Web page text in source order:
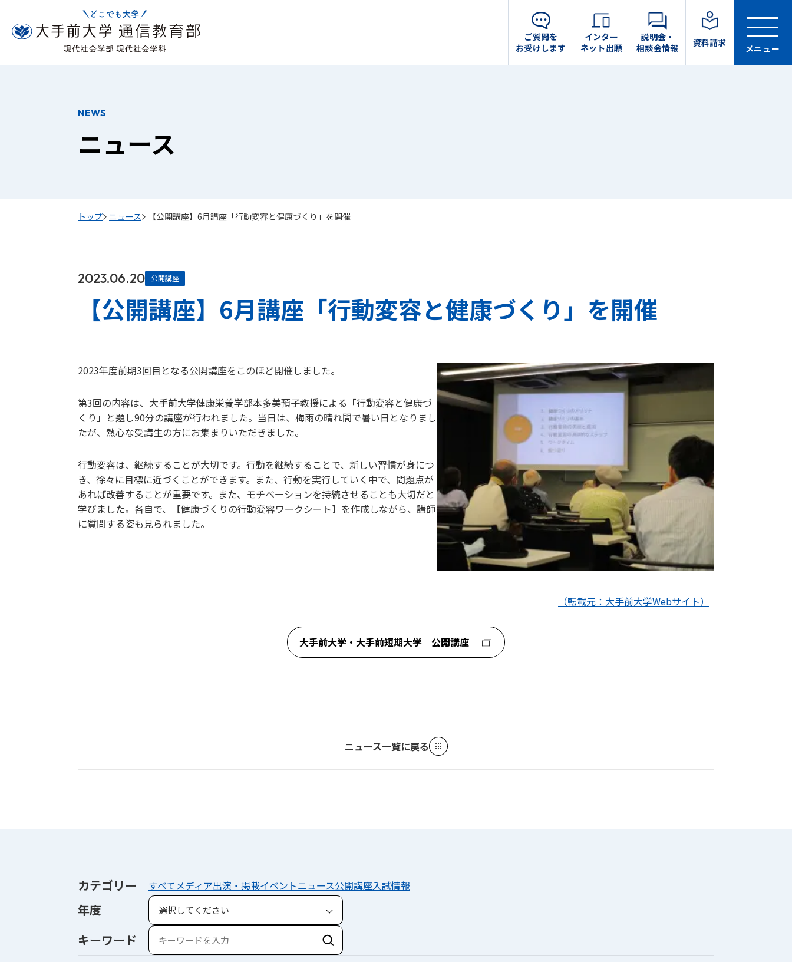
ご質問を
お受けします
インター
ネット出願
説明会・
相談会情報
資料請求
メニュー
NEWS
ニュース
トップ ニュース 【公開講座】6月講座「行動変容と健康づくり」を開催
2023.06.20 公開講座
【公開講座】6月講座「行動変容と健康づくり」を開催
2023年度前期3回目となる公開講座をこのほど開催しました。
第3回の内容は、大手前大学健康栄養学部本多美預子教授による「行動変容と健康づ
くり」と題し90分の講座が行われました。当日は、梅雨の晴れ間で暑い日となりまし
たが、熱心な受講生の方にお集まりいただきました。
行動変容は、継続することが大切です。行動を継続することで、新しい習慣が身につ
き、徐々に目標に近づくことができます。また、行動を実行していく中で、問題点が
あれば改善することが重要です。また、モチベーションを持続させることも大切だと
学びました。各自で、【健康づくりの行動変容ワークシート】を作成しながら、講師
に質問する姿も見られました。
（転載元：大手前大学Webサイト）
大手前大学・大手前短期大学 公開講座
ニュース一覧に戻る
カテゴリー すべてメディア出演・掲載イベントニュース公開講座入試情報
年度
キーワード
検索